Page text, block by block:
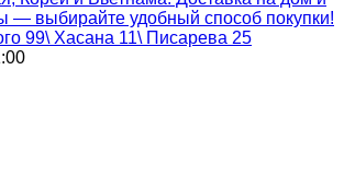
— выбирайте удобный способ покупки!
99\ Хасана 11\ Писарева 25